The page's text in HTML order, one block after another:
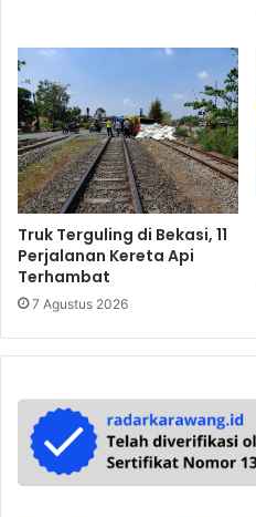
Truk Terguling di Bekasi, 11
Perjalanan Kereta Api
Terhambat
7 Agustus 2026